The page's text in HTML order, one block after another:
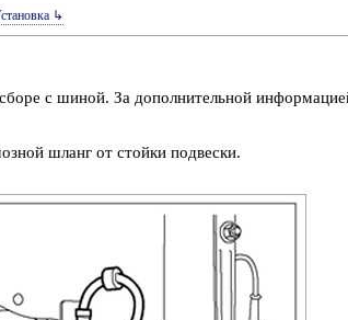
↳
с шиной. За дополнительной
шланг от стойки подвески.